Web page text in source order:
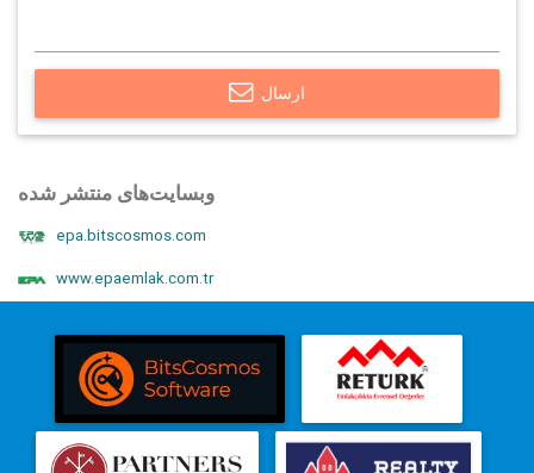
ارسال
وبسایت‌های منتشر شده
epa.bitscosmos.com
www.epaemlak.com.tr